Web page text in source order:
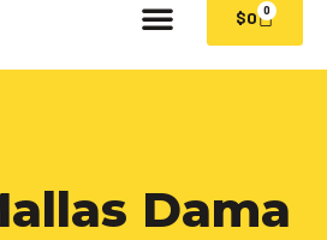
$0 0
Dama